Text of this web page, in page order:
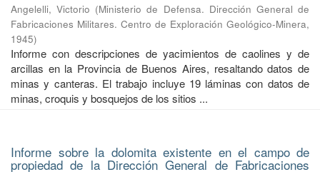
Angelelli, Victorio (Ministerio de Defensa. Dirección General de
Fabricaciones Militares. Centro de Exploración Geológico-Minera,
1945)
Informe con descripciones de yacimientos de caolines y de
arcillas en la Provincia de Buenos Aires, resaltando datos de
minas y canteras. El trabajo incluye 19 láminas con datos de
minas, croquis y bosquejos de los sitios ...
Informe sobre la dolomita existente en el campo de
propiedad de la Dirección General de Fabricaciones